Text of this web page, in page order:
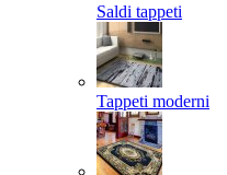
Saldi tappeti
Tappeti moderni